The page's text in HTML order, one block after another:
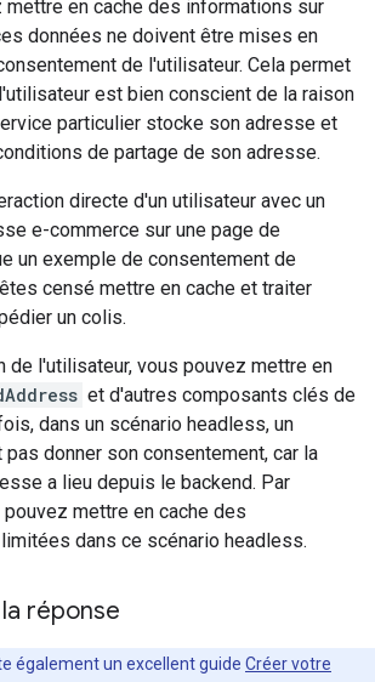
en cache des informations sur
données ne doivent être mises en
de l'utilisateur. Cela permet
est bien conscient de la raison
particulier stocke son adresse et
de partage de son adresse.
directe d'un utilisateur avec un
e-commerce sur une page de
un exemple de consentement de
censé mettre en cache et traiter
un colis.
de l'utilisateur, vous pouvez mettre en
et d'autres composants clés de
dans un scénario headless, un
donner son consentement, car la
a lieu depuis le backend. Par
mettre en cache des
dans ce scénario headless.
réponse
également un excellent guide Créer votre